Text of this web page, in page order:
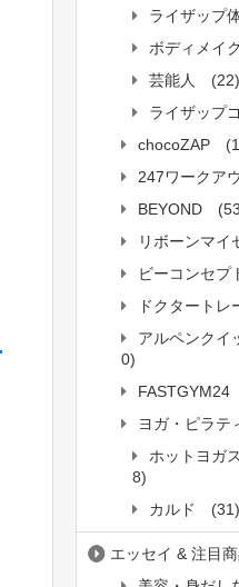
ライザップ
ボディメイ
芸能人
(22)
ライザップ
chocoZAP
247ワークア
BEYOND
リボーンマイ
ビーコンセプ
ドクタートレ
アルペンクイ
0)
FASTGYM24
ヨガ・ピラテ
ホットヨガ
8)
カルド
(31)
エッセイ & 注目